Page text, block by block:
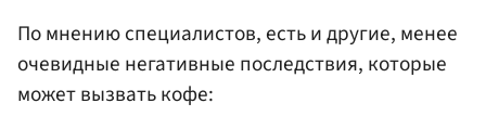
По мнению специалистов, есть и другие, менее
очевидные негативные последствия, которые
может вызвать кофе: